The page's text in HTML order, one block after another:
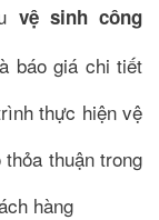
vệ sinh công
báo giá chi tiết
thực hiện vệ
thuận trong
hàng